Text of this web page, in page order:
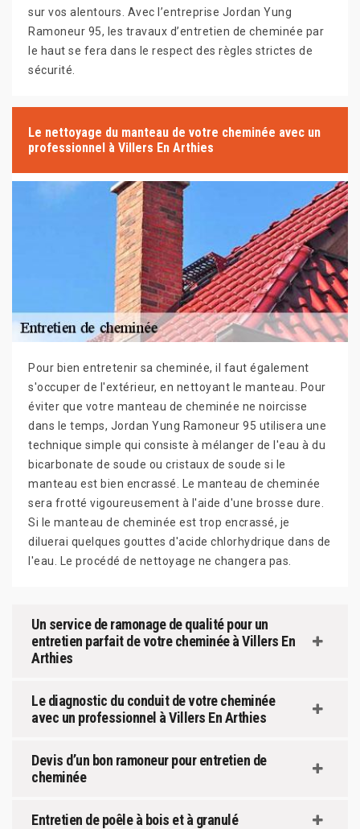
sur vos alentours. Avec l’entreprise Jordan Yung
Ramoneur 95, les travaux d’entretien de cheminée par
le haut se fera dans le respect des règles strictes de
sécurité.
Le nettoyage du manteau de votre cheminée avec un
professionnel à Villers En Arthies
Pour bien entretenir sa cheminée, il faut également
s'occuper de l'extérieur, en nettoyant le manteau. Pour
éviter que votre manteau de cheminée ne noircisse
dans le temps, Jordan Yung Ramoneur 95 utilisera une
technique simple qui consiste à mélanger de l'eau à du
bicarbonate de soude ou cristaux de soude si le
manteau est bien encrassé. Le manteau de cheminée
sera frotté vigoureusement à l'aide d'une brosse dure.
Si le manteau de cheminée est trop encrassé, je
diluerai quelques gouttes d'acide chlorhydrique dans de
l'eau. Le procédé de nettoyage ne changera pas.
Un service de ramonage de qualité pour un
entretien parfait de votre cheminée à Villers En
Arthies
Le diagnostic du conduit de votre cheminée
avec un professionnel à Villers En Arthies
Devis d’un bon ramoneur pour entretien de
cheminée
Entretien de poêle à bois et à granulé